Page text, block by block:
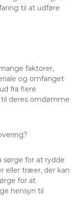
til at udføre
faktorer,
og omfanget
fra flere
deres omdømme
sørge for at rydde
eller træer, der kan
for at
hensyn til